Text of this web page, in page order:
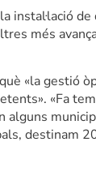
instal·lació
més
«la gestió
«Fa
destinam